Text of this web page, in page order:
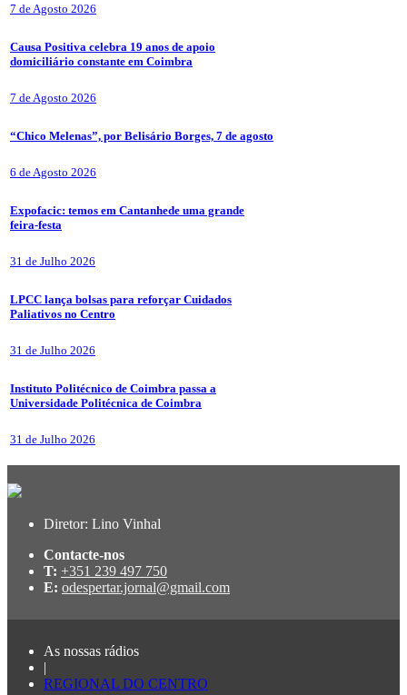
7 de Agosto 2026
Causa Positiva celebra 19 anos de apoio
domiciliário constante em Coimbra
7 de Agosto 2026
“Chico Melenas”, por Belisário Borges, 7 de agosto
6 de Agosto 2026
Expofacic: temos em Cantanhede uma grande
feira-festa
31 de Julho 2026
LPCC lança bolsas para reforçar Cuidados
Paliativos no Centro
31 de Julho 2026
Instituto Politécnico de Coimbra passa a
Universidade Politécnica de Coimbra
31 de Julho 2026
Diretor: Lino Vinhal
Contacte-nos
T: +351 239 497 750
E: odespertar.jornal@gmail.com
As nossas rádios
|
REGIONAL DO CENTRO